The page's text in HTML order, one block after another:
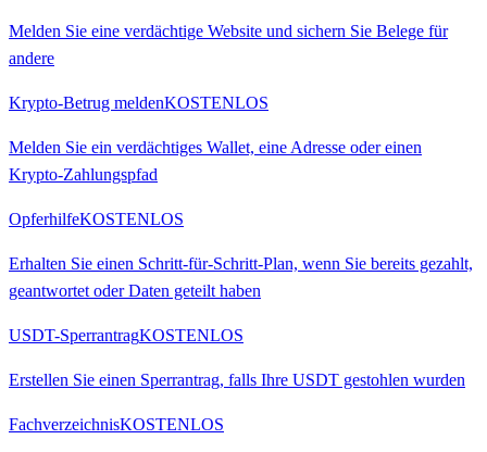
Melden Sie eine verdächtige Website und sichern Sie Belege für
andere
Krypto-Betrug meldenKOSTENLOS
Melden Sie ein verdächtiges Wallet, eine Adresse oder einen
Krypto-Zahlungspfad
OpferhilfeKOSTENLOS
Erhalten Sie einen Schritt-für-Schritt-Plan, wenn Sie bereits gezahlt,
geantwortet oder Daten geteilt haben
USDT-SperrantragKOSTENLOS
Erstellen Sie einen Sperrantrag, falls Ihre USDT gestohlen wurden
FachverzeichnisKOSTENLOS